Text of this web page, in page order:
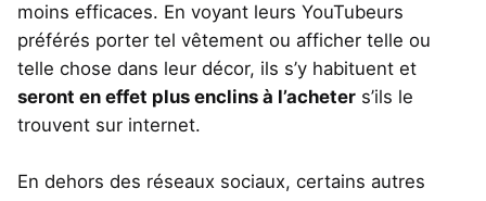
moins efficaces. En voyant leurs YouTubeurs
préférés porter tel vêtement ou afficher telle ou
telle chose dans leur décor, ils s’y habituent et
seront en effet plus enclins à l’acheter s’ils le
trouvent sur internet.
En dehors des réseaux sociaux, certains autres